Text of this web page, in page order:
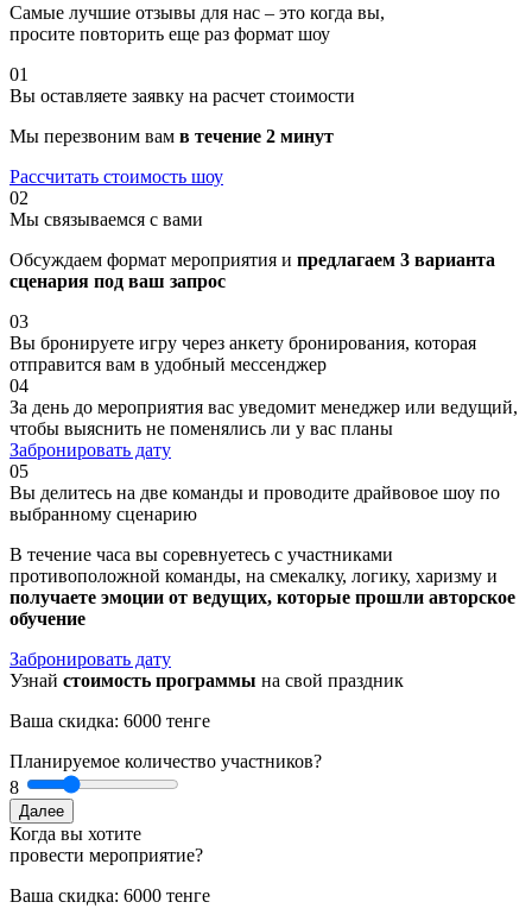
Самые лучшие отзывы для нас – это когда вы,
просите повторить еще раз формат шоу
01
Вы оставляете заявку на расчет стоимости
Мы перезвоним вам в течение 2 минут
Рассчитать стоимость шоу
02
Мы связываемся с вами
Обсуждаем формат мероприятия и предлагаем 3 варианта
сценария под ваш запрос
03
Вы бронируете игру через анкету бронирования, которая
отправится вам в удобный мессенджер
04
За день до мероприятия вас уведомит менеджер или ведущий,
чтобы выяснить не поменялись ли у вас планы
Забронировать дату
05
Вы делитесь на две команды и проводите драйвовое шоу по
выбранному сценарию
В течение часа вы соревнуетесь с участниками
противоположной команды, на смекалку, логику, харизму и
получаете эмоции от ведущих, которые прошли авторское
обучение
Забронировать дату
Узнай стоимость программы на свой праздник
Ваша скидка: 6000 тенге
Планируемое количество участников?
8
Далее
Когда вы хотите
провести мероприятие?
Ваша скидка: 6000 тенге